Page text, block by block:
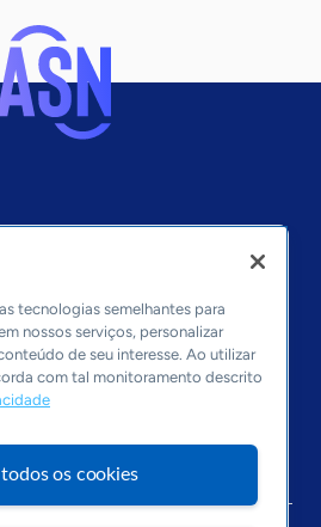
tecnologias semelhantes para
nossos serviços, personalizar
de seu interesse. Ao utilizar
com tal monitoramento descrito
os cookies